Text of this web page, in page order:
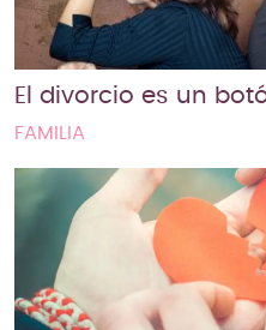
El divorcio es un
FAMILIA